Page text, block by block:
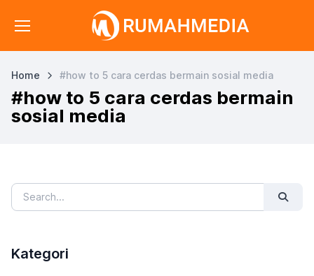
Home #how to 5 cara cerdas bermain sosial media
#how to 5 cara cerdas bermain
sosial media
Kategori